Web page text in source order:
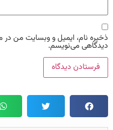
نام، ایمیل و وبسایت من در
می‌نویسم.